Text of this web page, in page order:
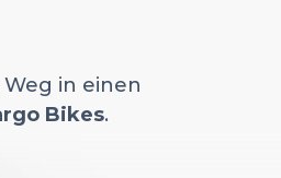
in einen
Bikes.